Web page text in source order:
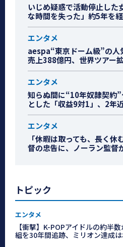
いじめ疑惑で活動停止し
な時間を失った」約5年を
エンタメ
aespa“東京ドーム級”の
売上388億円、世界ツアー
エンタメ
知らぬ間に“10年奴隷契約
とした「収益9対1」、2年
エンタメ
「休暇は取っても、長く
督の忠告に、ノーラン監督
トピック
エンタメ
【衝撃】K-POPアイドルの約半
組を30年間追跡、ミリオン達成